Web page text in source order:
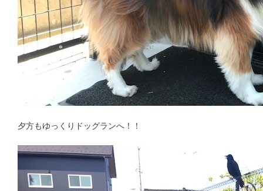
夕方もゆっくりドッグランへ！！